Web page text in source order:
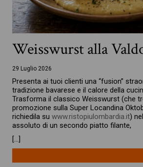
Weisswurst alla
29 Luglio 2026
Presenta ai tuoi clienti una “fusion”
tradizione bavarese e il calore della
Trasforma il classico Weisswurst (che
promozione sulla Super Locandina
richiedila suwww.ristopiulombardia.it)
assoluto di un secondo piatto filante,
[…]